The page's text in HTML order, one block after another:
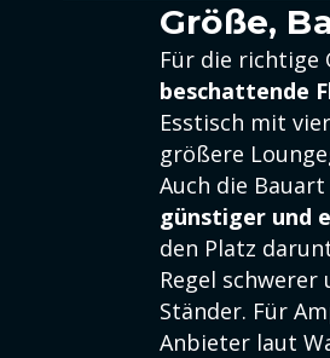
Größe,
Für die
beschattende
Esstisch mit
größere
Auch die
günstiger und
den Platz
Regel
Ständer. Für
Anbieter laut